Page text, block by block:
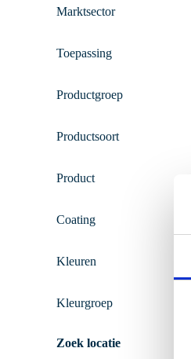
Marktsector
Toepassing
Productgroep
Productsoort
Product
Coating
Kleuren
Kleurgroep
Zoek locatie